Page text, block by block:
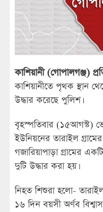
কাশিয়ানী (গোপালগঞ্জ)
কাশিয়ানীতে পৃথক স্থান
উদ্ধার করেছে পুলিশ।
বৃহস্পতিবার (১৫আগস্ট)
ইউনিয়নের তারাইল
গজারিয়াপাড়া গ্রামের
দুটি উদ্ধার করা হয়।
নিহত শিশুরা হলো- তারাইল
১৬ দিন বয়সী অর্ণব